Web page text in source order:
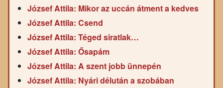
József Attila: Mikor az uccán átment a kedves
József Attila: Csend
József Attila: Téged siratlak…
József Attila: Ősapám
József Attila: A szent jobb ünnepén
József Attila: Nyári délután a szobában